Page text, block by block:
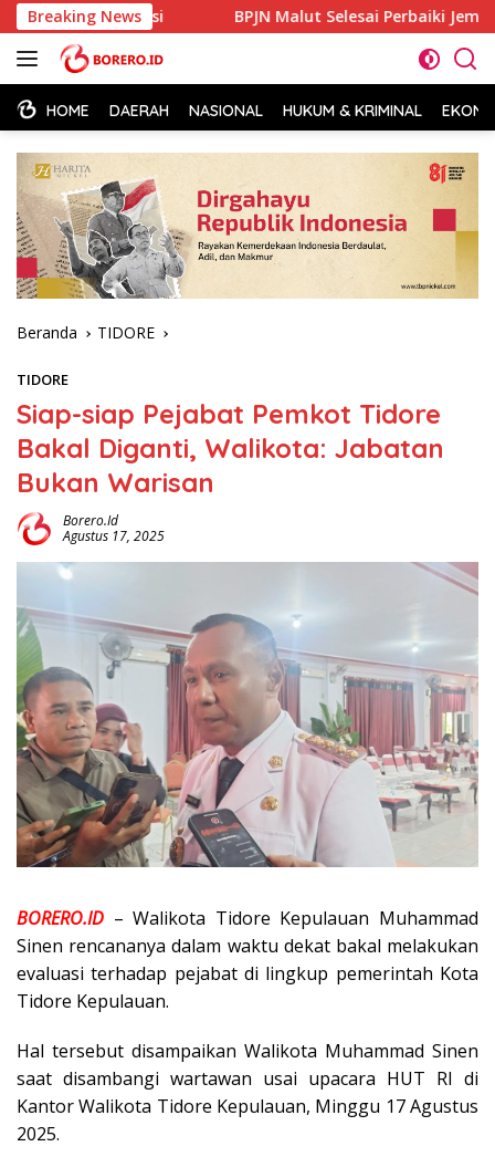
Langsung
ke
konten
Breaking News
Polisi BPJN Malut Selesai Perbaiki Jembatan Ake
HOME DAERAH NASIONAL HUKUM & KRIMINAL
Beranda TIDORE
TIDORE
Siap-siap Pejabat Pemkot Tidore
Bakal Diganti, Walikota: Jabatan
Bukan Warisan
Borero.id
Agustus 17, 2025
BORERO.ID – Walikota Tidore Kepulauan Muhammad
Sinen rencananya dalam waktu dekat bakal melakukan
evaluasi terhadap pejabat di lingkup pemerintah Kota
Tidore Kepulauan.
Hal tersebut disampaikan Walikota Muhammad Sinen
saat disambangi wartawan usai upacara HUT RI di
Kantor Walikota Tidore Kepulauan, Minggu 17 Agustus
2025.